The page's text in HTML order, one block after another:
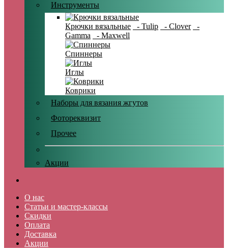
Инструменты
Крючки вязальные - Tulip - Clover
-
Gamma
- Maxwell
Спиннеры
Иглы
Коврики
Наборы для вязания жгутов
Фотореквизит
Прочее
Акции
О нас
Статьи и мастер-классы
Скидки
Оплата
Доставка
Акции